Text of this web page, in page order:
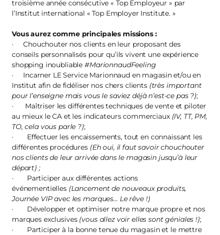
troisième année consécutive « Top Employeur » par
l’Institut international « Top Employer Institute. »
Vous aurez comme principales missions :
· Chouchouter nos clients en leur proposant des
conseils personnalisés pour qu’ils vivent une expérience
shopping inoubliable#MarionnaudFeeling
· Incarner LE Service Marionnaud en magasin et/ou en
Institut afin de fidéliser nos chers clients (très important
pour l’enseigne mais vous le saviez déjà n’est-ce pas ?);
· Maîtriser les différentes techniques de vente et piloter
au mieux le CA et les indicateurs commerciaux (IV, TT, PM,
TO, cela vous parle ?);
· Effectuer les encaissements, tout en connaissant les
différentes procédures (Eh oui, il faut savoir chouchouter
nos clients de leur arrivée dans le magasin jusqu’à leur
départ) ;
· Participer aux différentes actions
événementielles (Lancement de nouveaux produits,
Journée VIP avec les marques… Le rêve !)
· Développer et optimiser notre marque propre et nos
marques exclusives (vous allez voir elles sont géniales !);
· Participer à la bonne tenue du magasin et le mettre